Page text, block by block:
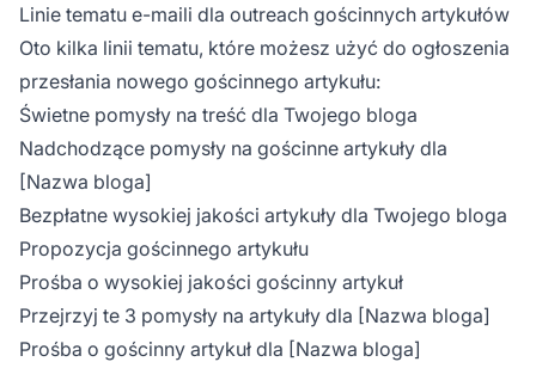
Linie tematu e-maili dla outreach gościnnych artykułów
Oto kilka linii tematu, które możesz użyć do ogłoszenia
przesłania nowego gościnnego artykułu:
Świetne pomysły na treść dla Twojego bloga
Nadchodzące pomysły na gościnne artykuły dla
[Nazwa bloga]
Bezpłatne wysokiej jakości artykuły dla Twojego bloga
Propozycja gościnnego artykułu
Prośba o wysokiej jakości gościnny artykuł
Przejrzyj te 3 pomysły na artykuły dla [Nazwa bloga]
Prośba o gościnny artykuł dla [Nazwa bloga]